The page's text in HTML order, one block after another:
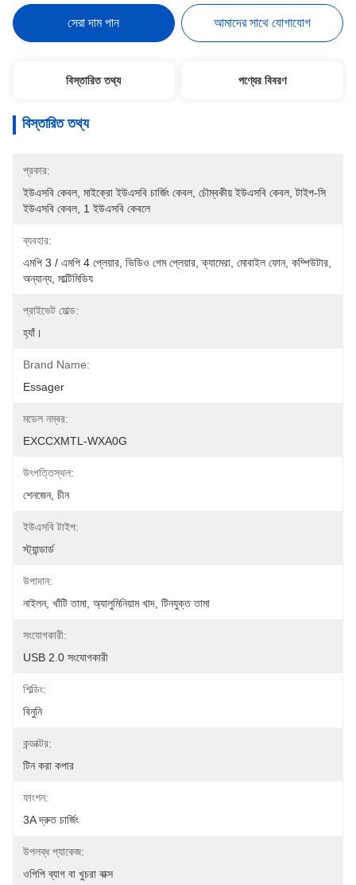
সেরা দাম পান আমাদের সাথে যোগাযোগ
বিস্তারিত তথ্য পণ্যের বিবরণ
বিস্তারিত তথ্য
প্রকার:
ইউএসবি কেবল, মাইক্রো ইউএসবি চার্জিং কেবল, চৌম্বকীয় ইউএসবি কেবল, টাইপ-সি
ইউএসবি কেবল, 1 ইউএসবি কেবলে
ব্যবহার:
এমপি 3 / এমপি 4 প্লেয়ার, ভিডিও গেম প্লেয়ার, ক্যামেরা, মোবাইল ফোন, কম্পিউটার,
অন্যান্য, মাল্টিমিডিয
প্রাইভেট মোল্ড:
হ্যাঁ।
Brand Name:
Essager
মডেল নম্বর:
EXCCXMTL-WXA0G
উৎপত্তিস্থল:
শেনজেন, চীন
ইউএসবি টাইপ:
স্ট্যান্ডার্ড
উপাদান:
নাইলন, খাঁটি তামা, অ্যালুমিনিয়াম খাদ, টিনযুক্ত তামা
সংযোগকারী:
USB 2.0 সংযোগকারী
শিল্ডিং:
বিনুনি
কন্ডাক্টর:
টিন করা কপার
ফাংশন:
3A দ্রুত চার্জিং
উপলব্ধ প্যাকেজ:
ওপিপি ব্যাগ বা খুচরা বাক্স